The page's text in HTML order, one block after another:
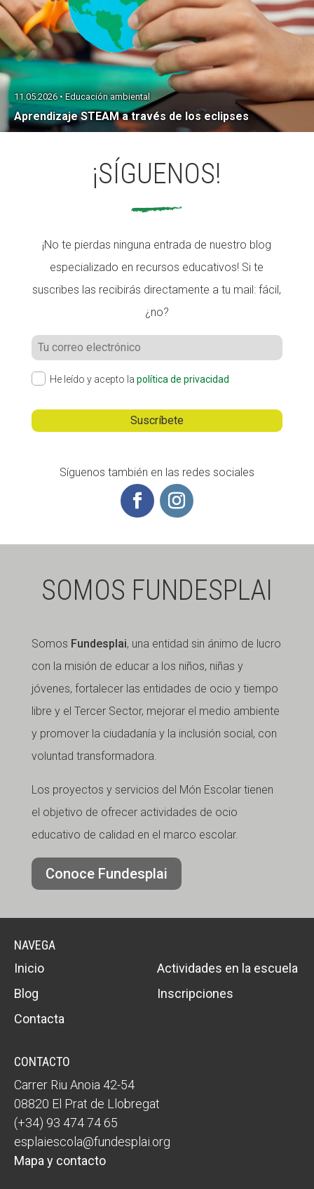
Aprendizaje STEAM a través de los eclipses
11.05.2026 • Educación ambiental
¡SÍGUENOS!
¡No te pierdas ninguna entrada de nuestro blog
especializado en recursos educativos! Si te
suscribes las recibirás directamente a tu mail: fácil,
¿no?
He leído y acepto la política de privacidad
Síguenos también en las redes sociales
SOMOS FUNDESPLAI
Somos Fundesplai, una entidad sin ánimo de lucro
con la misión de educar a los niños, niñas y
jóvenes, fortalecer las entidades de ocio y tiempo
libre y el Tercer Sector, mejorar el medio ambiente
y promover la ciudadanía y la inclusión social, con
voluntad transformadora.
Los proyectos y servicios del Món Escolar tienen
el objetivo de ofrecer actividades de ocio
educativo de calidad en el marco escolar.
Conoce Fundesplai
NAVEGA
Inicio
Actividades en la escuela
Blog
Inscripciones
Contacta
CONTACTO
Carrer Riu Anoia 42-54
08820 El Prat de Llobregat
(+34) 93 474 74 65
esplaiescola@fundesplai.org
Mapa y contacto